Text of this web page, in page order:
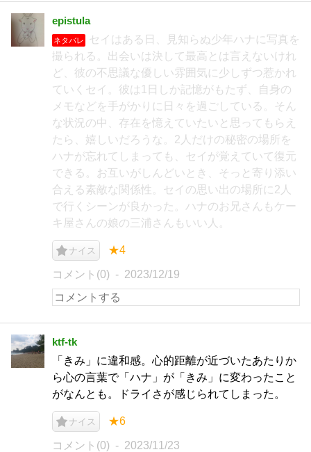
epistula
ネタバレ
セイはある日、見知らぬ少年ハナに写真を
撮られる。出会いは決して最高とは言えないけれ
ど、彼の不思議な優しい雰囲気に少しずつ惹かれ
ていくセイ。彼は1日しか記憶がもたず、自身の
メモなどを手がかりに日々を過ごしている。そん
な状況の中、存在を憶えていたいと思ってもらえ
たら、嬉しいだろうな。2人だけの秘密の場所を
ハナが忘れてしまっても、セイが覚えていて復元
できる。お互いがしんどいとき、そっと寄り添い
合える素敵な関係性。セイの思い出の場所に2人
で行くシーンが良かった。ハナのお兄さんもケー
キ屋さんの娘の三浦さんもいい人。
ナイス ★4
コメント(0) 2023/12/19
ktf-tk
「きみ」に違和感。心的距離が近づいたあたりか
ら心の言葉で「ハナ」が「きみ」に変わったこと
がなんとも。ドライさが感じられてしまった。
ナイス ★6
コメント(0) 2023/11/23